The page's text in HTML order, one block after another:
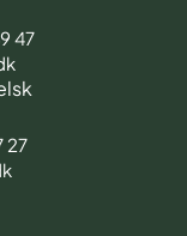
47
27